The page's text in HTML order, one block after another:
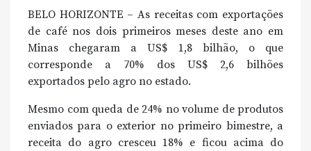
BELO HORIZONTE – As receitas com exportações
de café nos dois primeiros meses deste ano em
Minas chegaram a US$ 1,8 bilhão, o que
corresponde a 70% dos US$ 2,6 bilhões
exportados pelo agro no estado.
Mesmo com queda de 24% no volume de produtos
enviados para o exterior no primeiro bimestre, a
receita do agro cresceu 18% e ficou acima do